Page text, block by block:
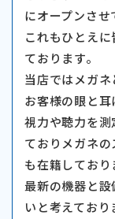
にオープンさせ
これもひとえ
ております。
当店ではメガネ
お客様の眼と
視力や聴力を
ておりメガネ
も在籍しており
最新の機器と
いと考えており